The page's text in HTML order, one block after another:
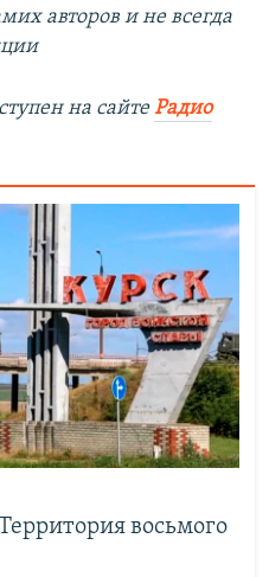
авторов и не всегда
на сайте Радио
восьмого